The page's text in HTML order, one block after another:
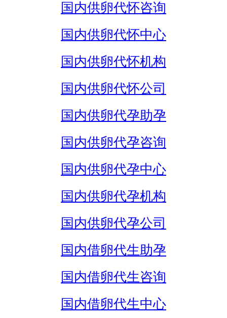
国内供卵代怀咨询
国内供卵代怀中心
国内供卵代怀机构
国内供卵代怀公司
国内供卵代孕助孕
国内供卵代孕咨询
国内供卵代孕中心
国内供卵代孕机构
国内供卵代孕公司
国内借卵代生助孕
国内借卵代生咨询
国内借卵代生中心